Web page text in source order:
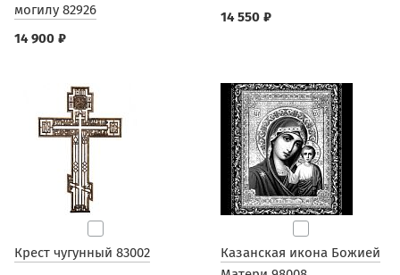
могилу 82926
14 900 ₽
14 550 ₽
Крест чугунный 83002
Казанская икона Божией